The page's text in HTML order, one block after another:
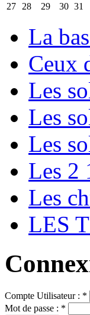
27
28 29 30 31
La
Ceux
Les
Les
Les
Les 2
Les
LES
Compte Utilisateur : *
Mot de passe : *